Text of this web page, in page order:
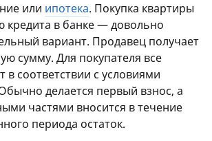
или ипотека. Покупка квартиры
в банке — довольно
вариант. Продавец получает
сумму. Для покупателя все
в соответствии с условиями
делается первый взнос, а
частями вносится в течение
периода остаток.